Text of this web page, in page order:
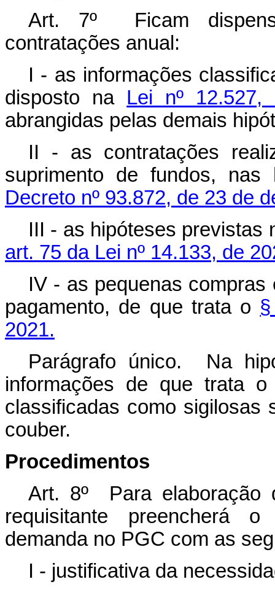
Art. 7º Ficam
contratações anual:
I - as informações
disposto na Lei nº
abrangidas pelas demais
II - as contratações
suprimento de fundos,
Decreto nº 93.872, de 23 de
III - as hipóteses previstas
art. 75 da Lei nº 14.133, de
IV - as pequenas
pagamento, de que trata o
2021.
Parágrafo único. Na
informações de que trata
classificadas como sigilosas
couber.
Procedimentos
Art. 8º Para elaboração
requisitante preencherá
demanda no PGC com as
I - justificativa da